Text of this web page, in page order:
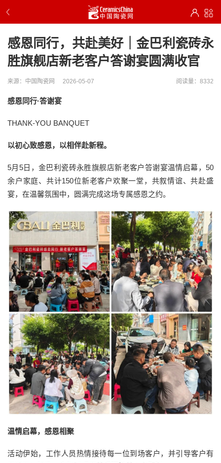
感恩同行，共赴美好｜金巴利瓷砖永
胜旗舰店新老客户答谢宴圆满收官
来源：中国陶瓷网 2026-05-07 阅读量：8332
感恩同行·答谢宴
THANK-YOU BANQUET
以初心致感恩，以相伴赴新程。
5月5日，金巴利瓷砖永胜旗舰店新老客户答谢宴温情启幕，50
余户家庭、共计150位新老客户欢聚一堂，共叙情谊、共赴盛
宴，在温馨氛围中，圆满完成这场专属感恩之约。
温情启幕，感恩相聚
活动伊始，工作人员热情接待每一位到场客户，并引导客户有